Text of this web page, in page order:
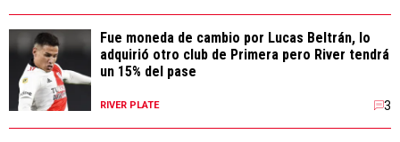
Fue moneda de cambio por Lucas Beltrán, lo
adquirió otro club de Primera pero River tendrá
un 15% del pase
RIVER PLATE 3